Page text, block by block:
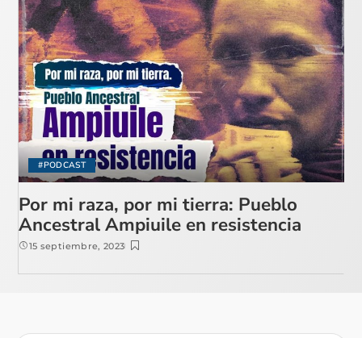
#PODCAST
Por mi raza, por mi tierra: Pueblo
Ancestral Ampiuile en resistencia
15 septiembre, 2023